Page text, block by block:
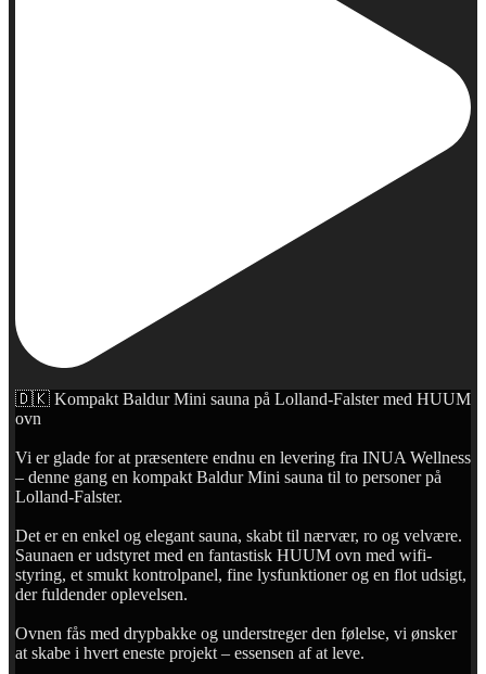
🇩🇰 Kompakt Baldur Mini sauna på Lolland-Falster med HUUM
ovn
Vi er glade for at præsentere endnu en levering fra INUA Wellness
– denne gang en kompakt Baldur Mini sauna til to personer på
Lolland-Falster.
Det er en enkel og elegant sauna, skabt til nærvær, ro og velvære.
Saunaen er udstyret med en fantastisk HUUM ovn med wifi-
styring, et smukt kontrolpanel, fine lysfunktioner og en flot udsigt,
der fuldender oplevelsen.
Ovnen fås med drypbakke og understreger den følelse, vi ønsker
at skabe i hvert eneste projekt – essensen af at leve.